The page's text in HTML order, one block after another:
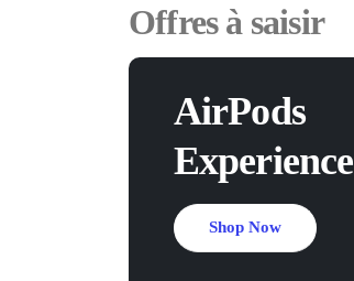
Offres à saisir
AirPods
Experience
Shop Now